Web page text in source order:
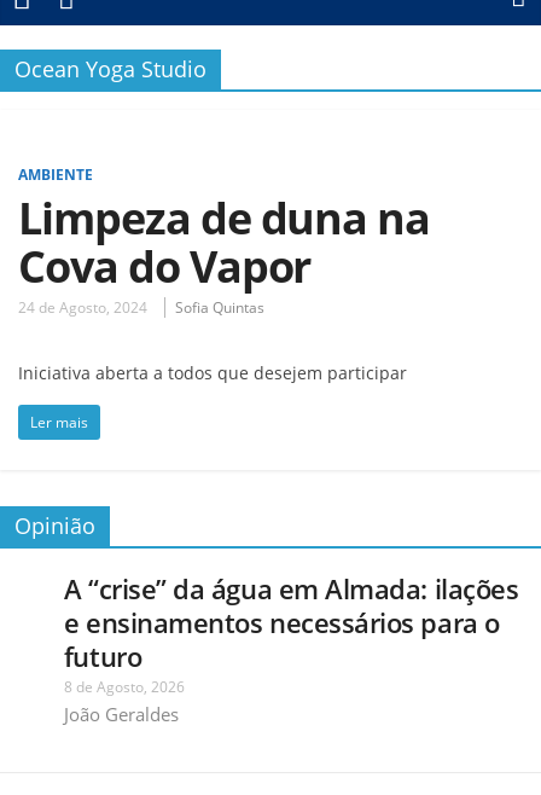
Ocean Yoga Studio
AMBIENTE
Limpeza de duna na
Cova do Vapor
24 de Agosto, 2024 Sofia Quintas
Iniciativa aberta a todos que desejem participar
Ler mais
Opinião
A “crise” da água em Almada: ilações
e ensinamentos necessários para o
futuro
8 de Agosto, 2026
João Geraldes